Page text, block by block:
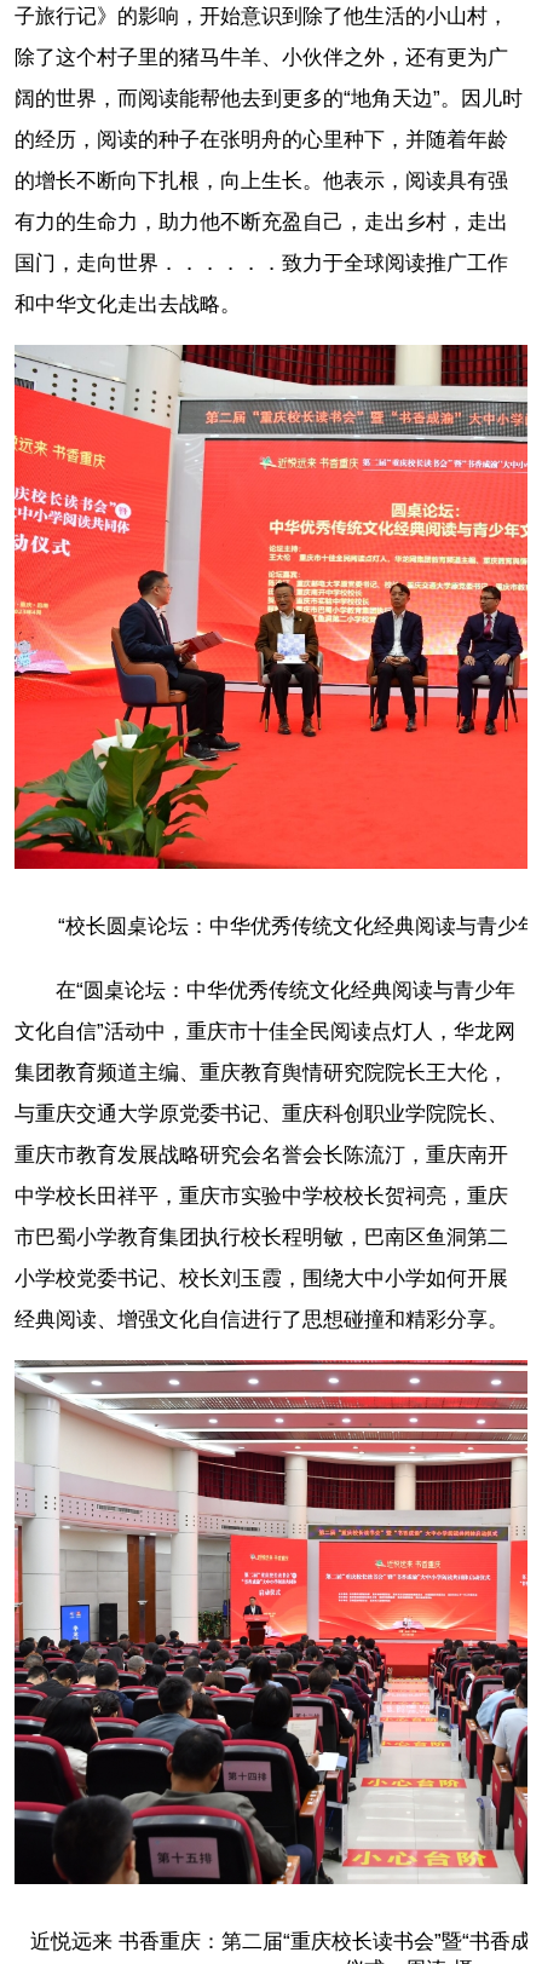
子旅行记》的影响，开始意识到除了他生活的小山村，
除了这个村子里的猪马牛羊、小伙伴之外，还有更为广
阔的世界，而阅读能帮他去到更多的“地角天边”。因儿时
的经历，阅读的种子在张明舟的心里种下，并随着年龄
的增长不断向下扎根，向上生长。他表示，阅读具有强
有力的生命力，助力他不断充盈自己，走出乡村，走出
国门，走向世界．．．．．．致力于全球阅读推广工作
和中华文化走出去战略。
“校长圆桌论坛：中华优秀传统文化经典阅读与青少
在“圆桌论坛：中华优秀传统文化经典阅读与青少年
文化自信”活动中，重庆市十佳全民阅读点灯人，华龙网
集团教育频道主编、重庆教育舆情研究院院长王大伦，
与重庆交通大学原党委书记、重庆科创职业学院院长、
重庆市教育发展战略研究会名誉会长陈流汀，重庆南开
中学校长田祥平，重庆市实验中学校校长贺祠亮，重庆
市巴蜀小学教育集团执行校长程明敏，巴南区鱼洞第二
小学校党委书记、校长刘玉霞，围绕大中小学如何开展
经典阅读、增强文化自信进行了思想碰撞和精彩分享。
近悦远来 书香重庆：第二届“重庆校长读书会”暨“书香